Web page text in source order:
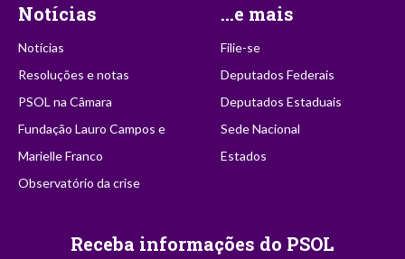
Notícias
Notícias
Resoluções e notas
PSOL na Câmara
Fundação Lauro Campos e
Marielle Franco
Observatório da crise
...e mais
Filie-se
Deputados Federais
Deputados Estaduais
Sede Nacional
Estados
Receba informações do PSOL